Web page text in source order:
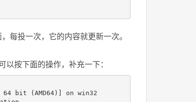
每投一次，它的内容就更新一次。
以按下面的操作，补充一下：
64 bit ( AMD64)] on win32